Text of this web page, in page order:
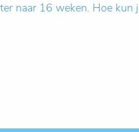
naar 16 weken. Hoe kun